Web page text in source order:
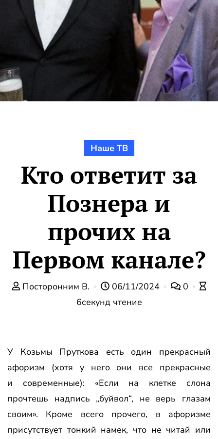
Наше ТВ
Кто ответит за
Познера и
прочих на
Первом канале?
Посторонним В. 06/11/2024
0
6секунд чтение
У Козьмы Пруткова есть один прекрасный
афоризм (хотя у него они все прекрасные
и современные): «Если на клетке слона
прочтешь надпись „буйвол“, не верь глазам
своим». Кроме всего прочего, в афоризме
присутствует тонкий намек, что не читай или